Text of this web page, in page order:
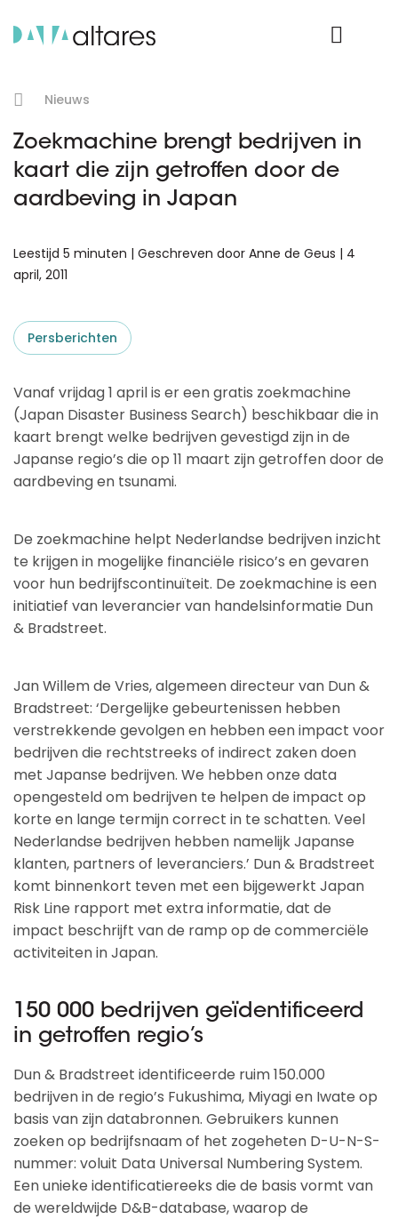
Nieuws
Zoekmachine brengt bedrijven in
kaart die zijn getroffen door de
aardbeving in Japan
Leestijd 5 minuten | Geschreven door Anne de Geus | 4
april, 2011
Persberichten
Vanaf vrijdag 1 april is er een gratis zoekmachine
(Japan Disaster Business Search) beschikbaar die in
kaart brengt welke bedrijven gevestigd zijn in de
Japanse regio’s die op 11 maart zijn getroffen door de
aardbeving en tsunami.
De zoekmachine helpt Nederlandse bedrijven inzicht
te krijgen in mogelijke financiële risico’s en gevaren
voor hun bedrijfscontinuïteit. De zoekmachine is een
initiatief van leverancier van handelsinformatie Dun
& Bradstreet.
Jan Willem de Vries, algemeen directeur van Dun &
Bradstreet: ‘Dergelijke gebeurtenissen hebben
verstrekkende gevolgen en hebben een impact voor
bedrijven die rechtstreeks of indirect zaken doen
met Japanse bedrijven. We hebben onze data
opengesteld om bedrijven te helpen de impact op
korte en lange termijn correct in te schatten. Veel
Nederlandse bedrijven hebben namelijk Japanse
klanten, partners of leveranciers.’ Dun & Bradstreet
komt binnenkort teven met een bijgewerkt Japan
Risk Line rapport met extra informatie, dat de
impact beschrijft van de ramp op de commerciële
activiteiten in Japan.
150 000 bedrijven geïdentificeerd
in getroffen regio’s
Dun & Bradstreet identificeerde ruim 150.000
bedrijven in de regio’s Fukushima, Miyagi en Iwate op
basis van zijn databronnen. Gebruikers kunnen
zoeken op bedrijfsnaam of het zogeheten D-U-N-S-
nummer: voluit Data Universal Numbering System.
Een unieke identificatiereeks die de basis vormt van
de wereldwijde D&B-database, waarop de